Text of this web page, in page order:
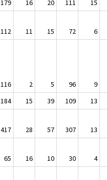
179
16 20 111
15
112 11 15 72
6
116 2 5 96
9
184 15 39 109
13
417 28 57 307
13
65 16 10 30
4